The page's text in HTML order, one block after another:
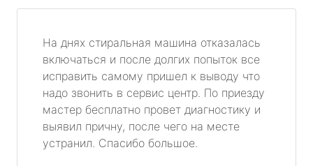
На днях стиральная машина отказалась
включаться и после долгих попыток все
исправить самому пришел к выводу что
надо звонить в сервис центр. По приезду
мастер бесплатно провет диагностику и
выявил причну, после чего на месте
устранил. Спасибо большое.